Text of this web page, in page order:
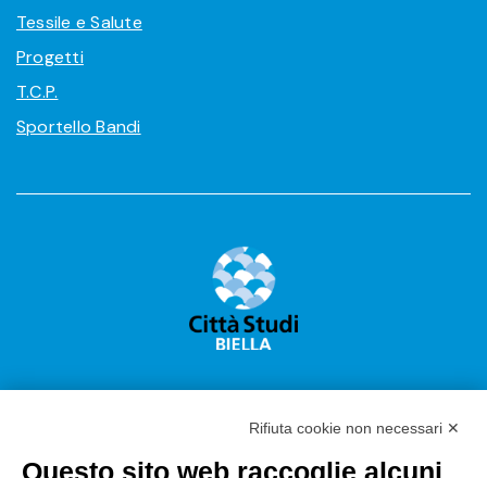
Tessile e Salute
Progetti
T.C.P.
Sportello Bandi
Rifiuta cookie non necessari ✕
Questo sito web raccoglie alcuni